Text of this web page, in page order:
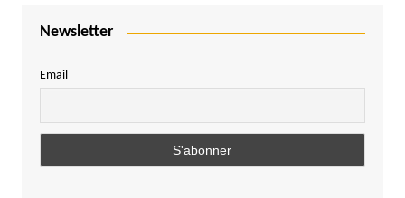
Newsletter
Email